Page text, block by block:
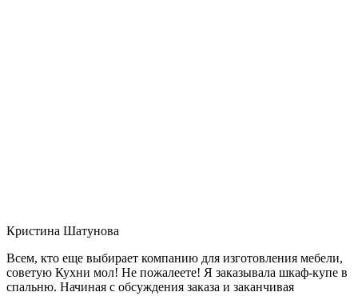
Кристина Шатунова
Всем, кто еще выбирает компанию для изготовления мебели,
советую Кухни мол! Не пожалеете! Я заказывала шкаф-купе в
спальню. Начиная с обсуждения заказа и заканчивая